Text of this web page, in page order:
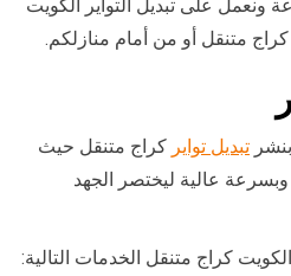
ونعمل على تبديل التواير الكويت
متنقل أو من أمام منازلكم.
تبديل تواير كراج متنقل حيث
عالية ليختصر الجهد
كراج متنقل الخدمات التالية: